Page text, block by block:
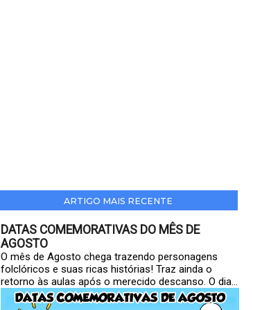
ARTIGO MAIS RECENTE
DATAS COMEMORATIVAS DO MÊS DE
AGOSTO
O mês de Agosto chega trazendo personagens
folclóricos e suas ricas histórias! Traz ainda o
retorno às aulas após o merecido descanso. O dia...